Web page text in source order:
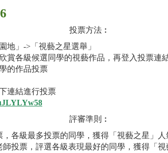
投票方法︰
地」->「視藝之星選舉」
賞各級候選同學的視藝作品，再登入投票連
的作品投票
6/2026.
連結進行投票
評審準則︰
各級最多投票的同學，獲得「視藝之星」人
投票，評選各級表現最好的同學，獲得「